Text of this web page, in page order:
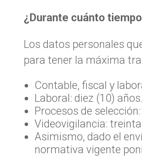
¿Durante cuánto
Los datos personales
para tener la máxima
Contable, fiscal y
Laboral: diez (10) años.
Procesos de
Videovigilancia:
Asimismo, dado el
normativa vigente